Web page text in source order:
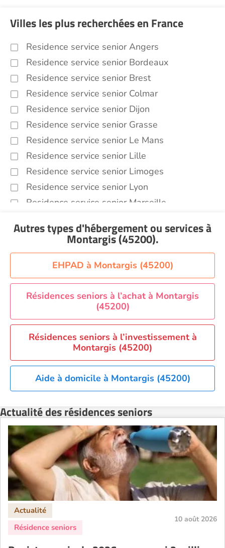
Villes les plus recherchées en France
Residence service senior Angers
Residence service senior Bordeaux
Residence service senior Brest
Residence service senior Colmar
Residence service senior Dijon
Residence service senior Grasse
Residence service senior Le Mans
Residence service senior Lille
Residence service senior Limoges
Residence service senior Lyon
Residence service senior Marseille
Residence service senior Montélimar
Residence service senior Nantes
Residence service senior Nîmes
Residence service senior Orléans
Residence service senior Perpignan
Residence service senior Rennes
Residence service senior Strasbourg
Residence service senior Toulouse
Recherche par ville
Autres types d'hébergement ou servicesà
Montargis (45200).
EHPAD à Montargis (45200)
Résidences seniors à l’achat à Montargis
(45200)
Résidences seniors à l’investissement à
Montargis (45200)
Aide à domicile à Montargis (45200)
Actualité des résidences seniors
10 août 2026